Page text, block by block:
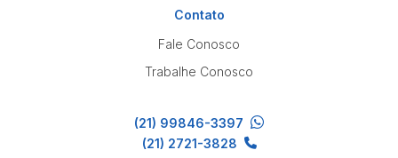
Contato
Fale Conosco
Trabalhe Conosco
(21) 99846-3397
(21) 2721-3828